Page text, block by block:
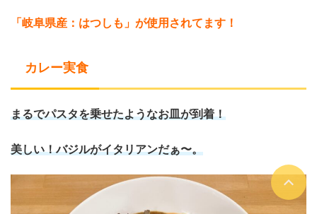
「岐阜県産：はつしも」が使用されてます！
カレー実食
まるでパスタを乗せたようなお皿が到着！
美しい！バジルがイタリアンだぁ〜。